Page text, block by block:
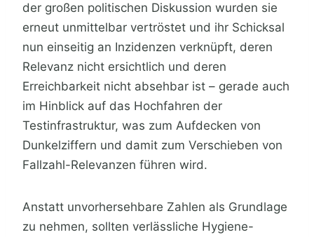
der großen politischen Diskussion wurden sie
erneut unmittelbar vertröstet und ihr Schicksal
nun einseitig an Inzidenzen verknüpft, deren
Relevanz nicht ersichtlich und deren
Erreichbarkeit nicht absehbar ist – gerade auch
im Hinblick auf das Hochfahren der
Testinfrastruktur, was zum Aufdecken von
Dunkelziffern und damit zum Verschieben von
Fallzahl-Relevanzen führen wird.
Anstatt unvorhersehbare Zahlen als Grundlage
zu nehmen, sollten verlässliche Hygiene-